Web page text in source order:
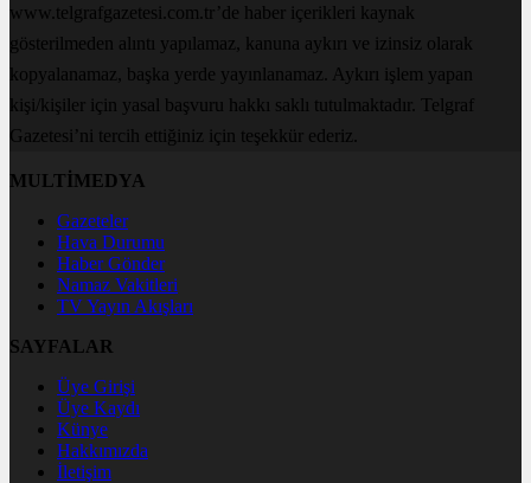
www.telgrafgazetesi.com.tr’de haber içerikleri kaynak
gösterilmeden alıntı yapılamaz, kanuna aykırı ve izinsiz olarak
kopyalanamaz, başka yerde yayınlanamaz. Aykırı işlem yapan
kişi/kişiler için yasal başvuru hakkı saklı tutulmaktadır. Telgraf
Gazetesi’ni tercih ettiğiniz için teşekkür ederiz.
MULTİMEDYA
Gazeteler
Hava Durumu
Haber Gönder
Namaz Vakitleri
TV Yayın Akışları
SAYFALAR
Üye Girişi
Üye Kaydı
Künye
Hakkımızda
İletişim